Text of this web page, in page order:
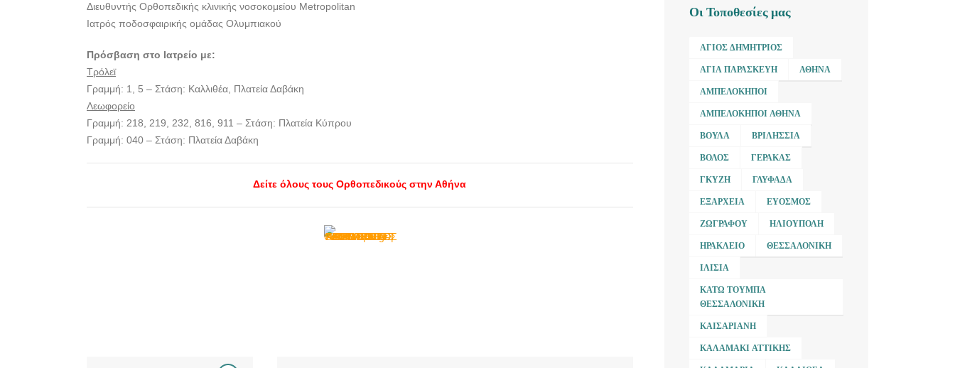
Διευθυντής Ορθοπεδικής κλινικής νοσοκομείου Metropolitan
Ιατρός ποδοσφαιρικής ομάδας Ολυμπιακού
Πρόσβαση στο Ιατρείο με:
Τρόλεϊ
Γραμμή: 1, 5 – Στάση: Καλλιθέα, Πλατεία Δαβάκη
Λεωφορείο
Γραμμή: 218, 219, 232, 816, 911 – Στάση: Πλατεία Κύπρου
Γραμμή: 040 – Στάση: Πλατεία Δαβάκη
Δείτε όλους τους Ορθοπεδικούς στην Αθήνα
Οι Τοποθεσίες μας
ΆΓΙΟΣ ΔΗΜΉΤΡΙΟΣ
ΑΓΊΑ ΠΑΡΑΣΚΕΥΉ ΑΘΉΝΑ
ΑΜΠΕΛΌΚΗΠΟΙ
ΑΜΠΕΛΌΚΗΠΟΙ ΑΘΉΝΑ
ΒΟΎΛΑ ΒΡΙΛΉΣΣΙΑ
ΒΌΛΟΣ ΓΈΡΑΚΑΣ
ΓΚΎΖΗ ΓΛΥΦΆΔΑ
ΕΞΆΡΧΕΙΑ ΕΎΟΣΜΟΣ
ΖΩΓΡΆΦΟΥ ΗΛΙΟΎΠΟΛΗ
ΗΡΆΚΛΕΙΟ ΘΕΣΣΑΛΟΝΊΚΗ
ΙΛΊΣΙΑ
ΚΆΤΩ ΤΟΎΜΠΑ
ΘΕΣΣΑΛΟΝΊΚΗ
ΚΑΙΣΑΡΙΑΝΉ
ΚΑΛΑΜΆΚΙ ΑΤΤΙΚΉΣ